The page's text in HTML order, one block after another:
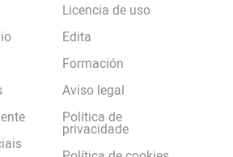
Licencia de uso
Edita
Formación
Aviso legal
Política de
privacidade